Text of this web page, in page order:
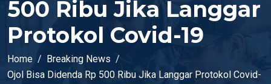
500 Ribu Jika Langgar
Protokol Covid-19
Home
Breaking News
Ojol Bisa Didenda Rp 500 Ribu Jika Langgar Protokol Covid-